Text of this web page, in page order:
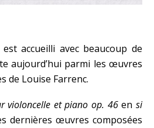
accueilli avec beaucoup de
aujourd’hui parmi les œuvres
de Louise Farrenc.
violoncelle et piano op. 46ensi
dernières œuvres composées